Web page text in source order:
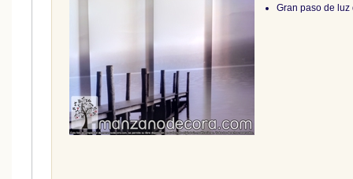
Gran paso de luz